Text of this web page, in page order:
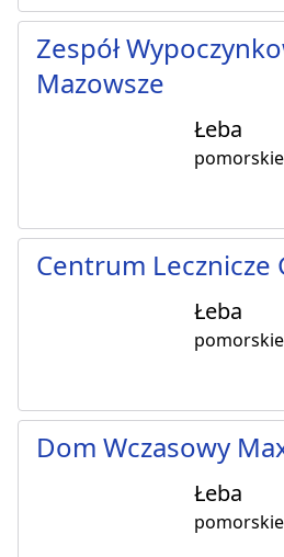
Zespół
Mazowsze
Łeba
pomorskie
Centrum Lecznicze
Łeba
pomorskie
Dom Wczasowy
Łeba
pomorskie